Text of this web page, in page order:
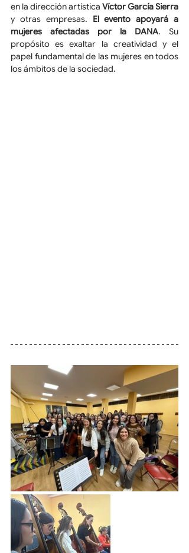
en la dirección artística Víctor García Sierra
y otras empresas. El evento apoyará a
mujeres afectadas por la DANA. Su
propósito es exaltar la creatividad y el
papel fundamental de las mujeres en todos
los ámbitos de la sociedad.